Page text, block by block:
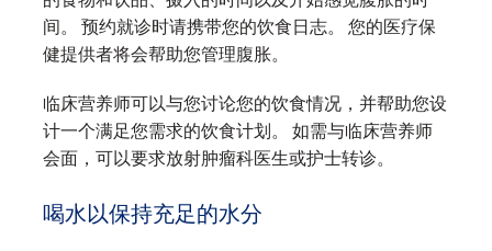
间。 预约就诊时请携带您的饮食日志。 您的医疗保
健提供者将会帮助您管理腹胀。
临床营养师可以与您讨论您的饮食情况，并帮助您设
计一个满足您需求的饮食计划。 如需与临床营养师
会面，可以要求放射肿瘤科医生或护士转诊。
喝水以保持充足的水分